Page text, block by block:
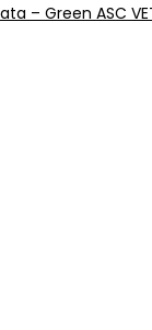
– Green ASC